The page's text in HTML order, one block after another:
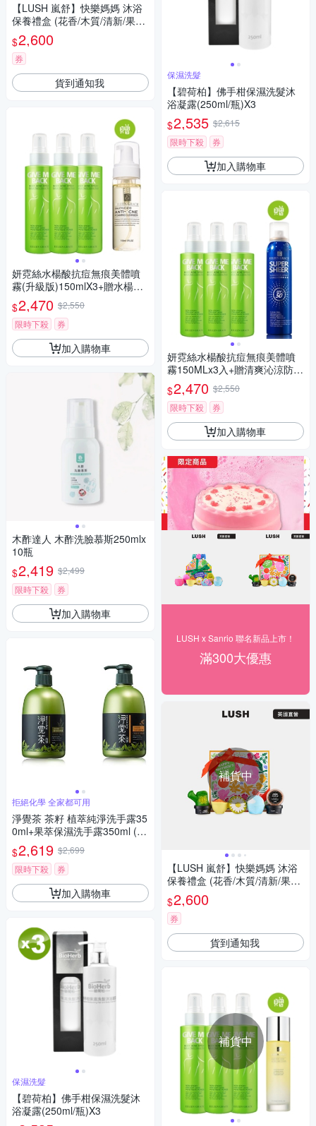
【LUSH 嵐舒】快樂媽媽 沐浴
保養禮盒 (花香/木質/清新/果香/
泡澡球/身體乳/沐浴/母親節限
定)
$2,600
券
貨到通知我
妍霓絲水楊酸抗痘無痕美體噴
霧(升級版)150mlX3+贈水楊酸
淨痘洗顏慕斯150mlx1
$2,470 $2,550
限時下殺
券
加入購物車
木酢達人 木酢洗臉慕斯250mlx
10瓶
$2,419 $2,499
限時下殺
券
加入購物車
拒絕化學 全家都可用
淨覺茶 茶籽 植萃純淨洗手露35
0ml+果萃保濕洗手露350ml (12
瓶任選)特惠組!
$2,619 $2,699
限時下殺
券
加入購物車
保濕洗髮
【碧荷柏】佛手柑保濕洗髮沐
浴凝露(250ml/瓶)X3
保濕洗髮
【碧荷柏】佛手柑保濕洗髮沐
浴凝露(250ml/瓶)X3
$2,535 $2,615
限時下殺
券
加入購物車
妍霓絲水楊酸抗痘無痕美體噴
霧150MLx3入+贈清爽沁涼防曬
噴霧180mlX1
$2,470 $2,550
限時下殺
券
加入購物車
LUSH x Sanrio 聯名新品上市！
滿300大優惠
補貨中
【LUSH 嵐舒】快樂媽媽 沐浴
保養禮盒 (花香/木質/清新/果香/
泡澡球/身體乳/沐浴/母親節限
定)
$2,600
券
貨到通知我
補貨中